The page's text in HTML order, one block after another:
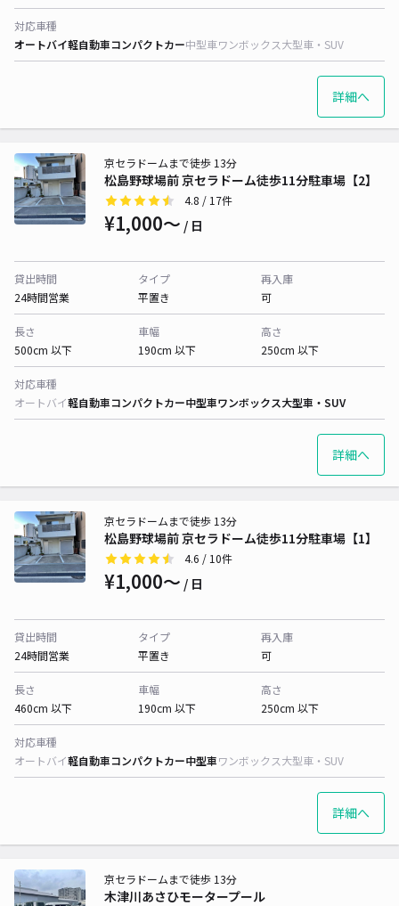
対応車種
オートバイ軽自動車コンパクトカー中型車ワンボックス大型車・SUV
詳細へ
松島野球場前 京セラドーム徒歩11分駐車場【2】
京セラドームまで徒歩 13分
4.8 / 17件
¥1,000〜 / 日
貸出時間
24時間営業
タイプ
平置き
再入庫
可
長さ
500cm 以下
車幅
190cm 以下
高さ
250cm 以下
対応車種
オートバイ軽自動車コンパクトカー中型車ワンボックス大型車・SUV
詳細へ
松島野球場前 京セラドーム徒歩11分駐車場【1】
京セラドームまで徒歩 13分
4.6 / 10件
¥1,000〜 / 日
貸出時間
24時間営業
タイプ
平置き
再入庫
可
長さ
460cm 以下
車幅
190cm 以下
高さ
250cm 以下
対応車種
オートバイ軽自動車コンパクトカー中型車ワンボックス大型車・SUV
詳細へ
木津川あさひモータープール
京セラドームまで徒歩 13分